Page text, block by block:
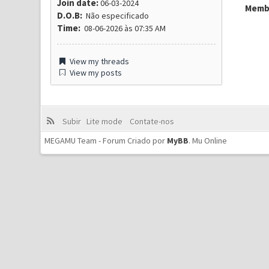
Join date:06-03-2024
D.O.B:Não especificado
Time:08-06-2026 às 07:35 AM
View my threads
View my posts
Subir Lite mode
Contate-nos
MEGAMU Team - Forum Criado por MyBB.Mu Online